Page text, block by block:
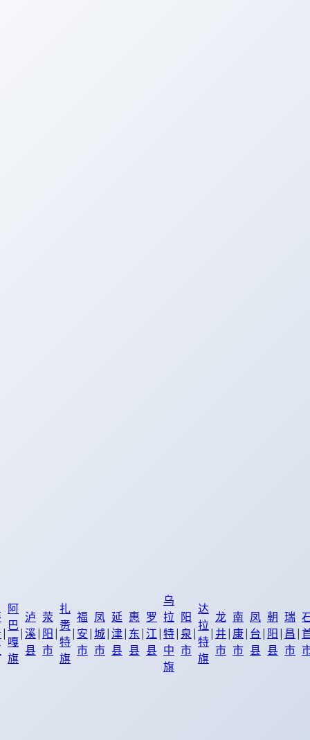
|
阿
巴
嘎
旗
|
泸
溪
县
|
荥
阳
市
|
扎
赉
特
旗
|
福
安
市
|
凤
城
市
|
延
津
县
|
惠
东
县
|
罗
江
县
|
乌
拉
特
中
旗
|
阳
泉
市
|
达
拉
特
旗
|
龙
井
市
|
南
康
市
|
凤
台
县
|
朝
阳
县
|
瑞
昌
市
|